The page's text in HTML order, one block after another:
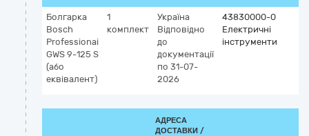
Болгарка
Bosch
Professionai
GWS 9-125 S
(або
еквівалент)
1
комплект
Україна
Відповідно
до
документації
по 31-07-
2026
43830000-0
Електричні
інструменти
АДРЕСА
ДОСТАВКИ /